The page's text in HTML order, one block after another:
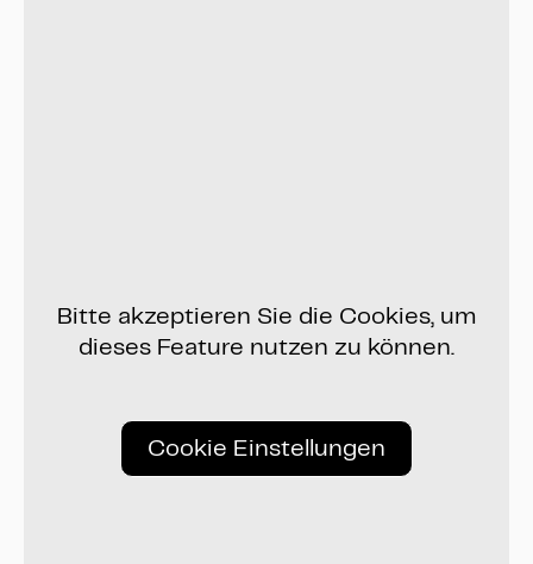
Bitte akzeptieren Sie die Cookies, um
dieses Feature nutzen zu können.
Cookie Einstellungen